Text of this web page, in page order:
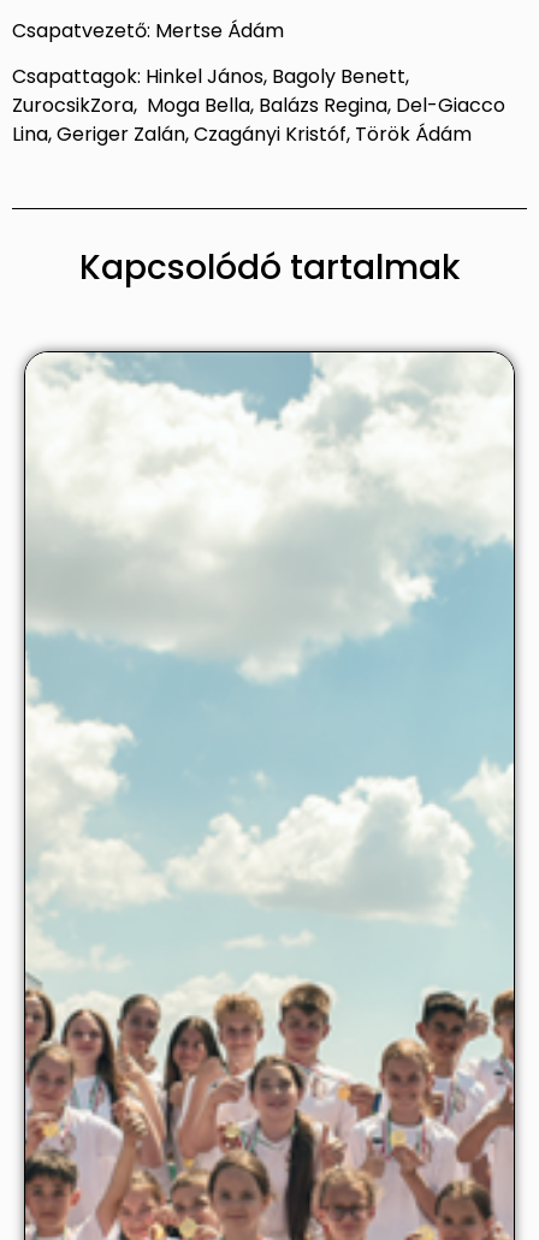
Csapatvezető: Mertse Ádám
Csapattagok: Hinkel János, Bagoly Benett,
ZurocsikZora, Moga Bella, Balázs Regina, Del-Giacco
Lina, Geriger Zalán, Czagányi Kristóf, Török Ádám
Kapcsolódó tartalmak